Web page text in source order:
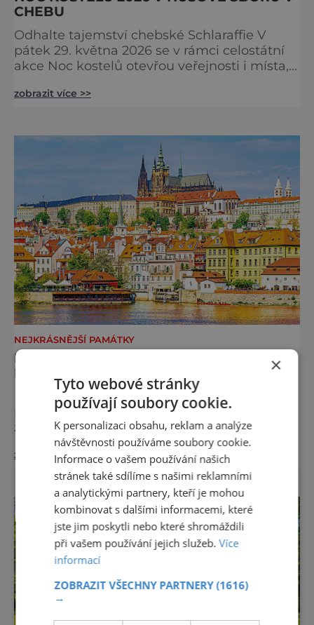
CHEBU
Odhalte tajemství chebské Schlaraffie V
pátek 29. května 2026 se v rámci celostátní
akce Noc kostelů otevřou veřejnosti i místa,
nejzajímavějších bude bezesporu Husův
večer plný historie, hudby, tajemství i
dobrodružství pro malé i velké návštěvníky.
Málokdo ví, že dnešní kos
zobrazit více >>
NEJKRÁSNĚJŠÍ PAMÁTKY
PRAŽSKÝ HRAD, KTERÝ OKOUZLIL I
HVĚZDY
Praha má svou nezaměnitelnou tvář. Hradní
paláce nad Vltavou vytvářejí pohled, který
zná celý svět. Je to obraz, který okouzluje po
staletí a nikdy nezevšední. Neexistuje snad
jediný Čech, který by ho neznal. Pražský hrad
se objevuje na pohlednicích, ve filmech i na
fotkách. A kdo si plánuje výlet do naší
metropole, má ho na seznamu mí
zobrazit více >>
×
Tyto webové stránky
používají soubory cookie.
K personalizaci obsahu, reklam a analýze
návštěvnosti používáme soubory cookie.
Informace o vašem používání našich
stránek také sdílíme s našimi reklamními
a analytickými partnery, kteří je mohou
kombinovat s dalšími informacemi, které
jste jim poskytli nebo které shromáždili
při vašem používání jejich služeb.Více
informací
ZOBRAZIT VŠECHNY PARTNERY(1616)
→